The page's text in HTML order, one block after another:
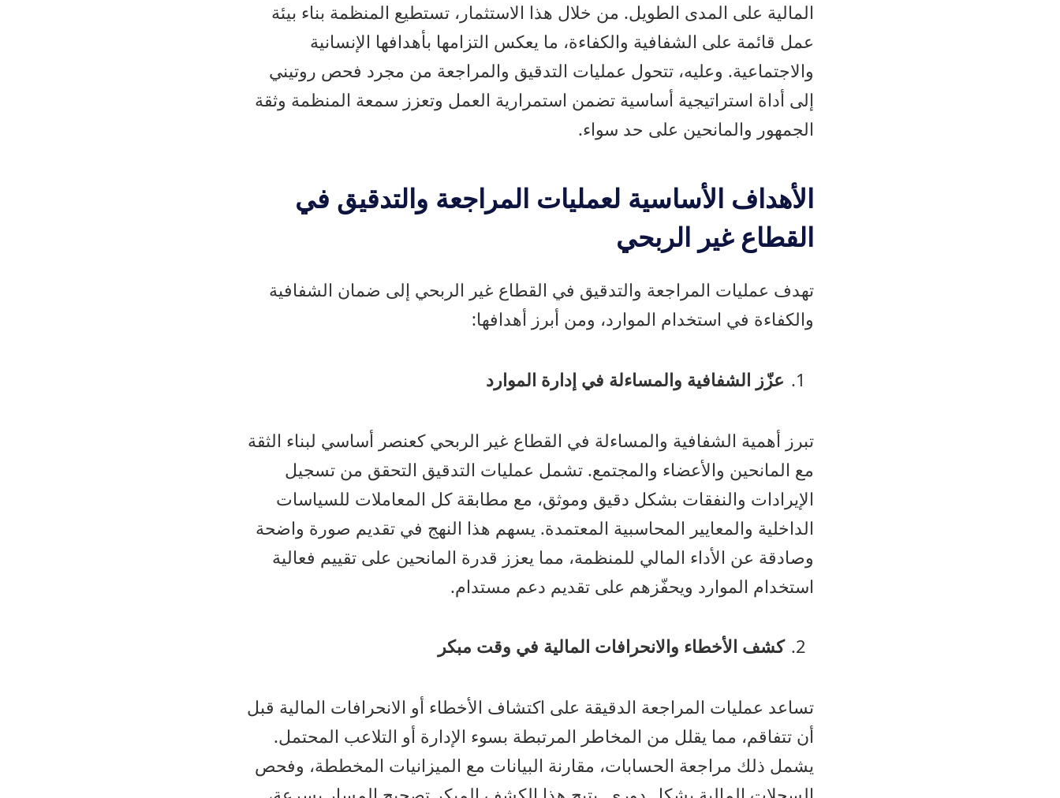
المالية على المدى الطويل. من خلال هذا الاستثمار، تستطيع المنظمة بناء بيئة
عمل قائمة على الشفافية والكفاءة، ما يعكس التزامها بأهدافها الإنسانية
والاجتماعية. وعليه، تتحول عمليات التدقيق والمراجعة من مجرد فحص روتيني
إلى أداة استراتيجية أساسية تضمن استمرارية العمل وتعزز سمعة المنظمة وثقة
الجمهور والمانحين على حد سواء.
الأهداف الأساسية لعمليات المراجعة والتدقيق في
القطاع غير الربحي
تهدف عمليات المراجعة والتدقيق في القطاع غير الربحي إلى ضمان الشفافية
والكفاءة في استخدام الموارد، ومن أبرز أهدافها:
عزّز الشفافية والمساءلة في إدارة الموارد
تبرز أهمية الشفافية والمساءلة في القطاع غير الربحي كعنصر أساسي لبناء الثقة
مع المانحين والأعضاء والمجتمع. تشمل عمليات التدقيق التحقق من تسجيل
الإيرادات والنفقات بشكل دقيق وموثق، مع مطابقة كل المعاملات للسياسات
الداخلية والمعايير المحاسبية المعتمدة. يسهم هذا النهج في تقديم صورة واضحة
وصادقة عن الأداء المالي للمنظمة، مما يعزز قدرة المانحين على تقييم فعالية
استخدام الموارد ويحفّزهم على تقديم دعم مستدام.
كشف الأخطاء والانحرافات المالية في وقت مبكر
تساعد عمليات المراجعة الدقيقة على اكتشاف الأخطاء أو الانحرافات المالية قبل
أن تتفاقم، مما يقلل من المخاطر المرتبطة بسوء الإدارة أو التلاعب المحتمل.
يشمل ذلك مراجعة الحسابات، مقارنة البيانات مع الميزانيات المخططة، وفحص